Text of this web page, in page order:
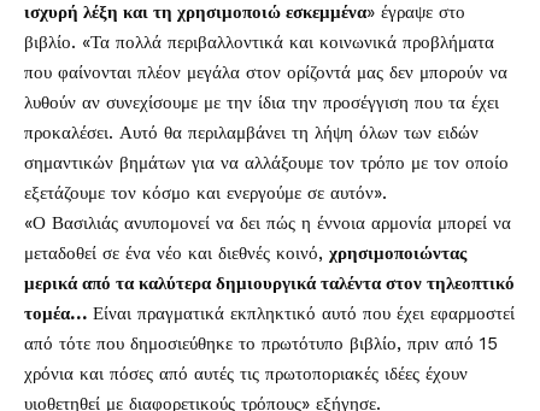
ισχυρή λέξη και τη χρησιμοποιώ εσκεμμένα» έγραψε στο
βιβλίο. «Τα πολλά περιβαλλοντικά και κοινωνικά προβλήματα
που φαίνονται πλέον μεγάλα στον ορίζοντά μας δεν μπορούν να
λυθούν αν συνεχίσουμε με την ίδια την προσέγγιση που τα έχει
προκαλέσει. Αυτό θα περιλαμβάνει τη λήψη όλων των ειδών
σημαντικών βημάτων για να αλλάξουμε τον τρόπο με τον οποίο
εξετάζουμε τον κόσμο και ενεργούμε σε αυτόν».
«Ο Βασιλιάς ανυπομονεί να δει πώς η έννοια αρμονία μπορεί να
μεταδοθεί σε ένα νέο και διεθνές κοινό, χρησιμοποιώντας
μερικά από τα καλύτερα δημιουργικά ταλέντα στον τηλεοπτικό
τομέα… Είναι πραγματικά εκπληκτικό αυτό που έχει εφαρμοστεί
από τότε που δημοσιεύθηκε το πρωτότυπο βιβλίο, πριν από 15
χρόνια και πόσες από αυτές τις πρωτοποριακές ιδέες έχουν
υιοθετηθεί με διαφορετικούς τρόπους» εξήγησε.